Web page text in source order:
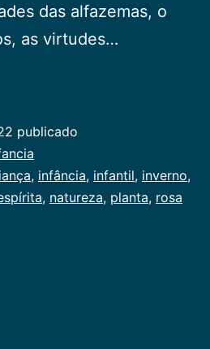
das alfazemas, o
as virtudes…
publicado
, infância, infantil, inverno,
, natureza, planta, rosa